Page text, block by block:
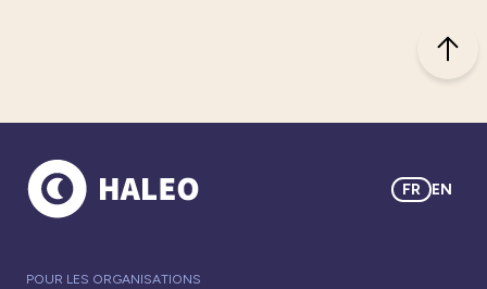
POUR LES ORGANISATIONS
FR EN